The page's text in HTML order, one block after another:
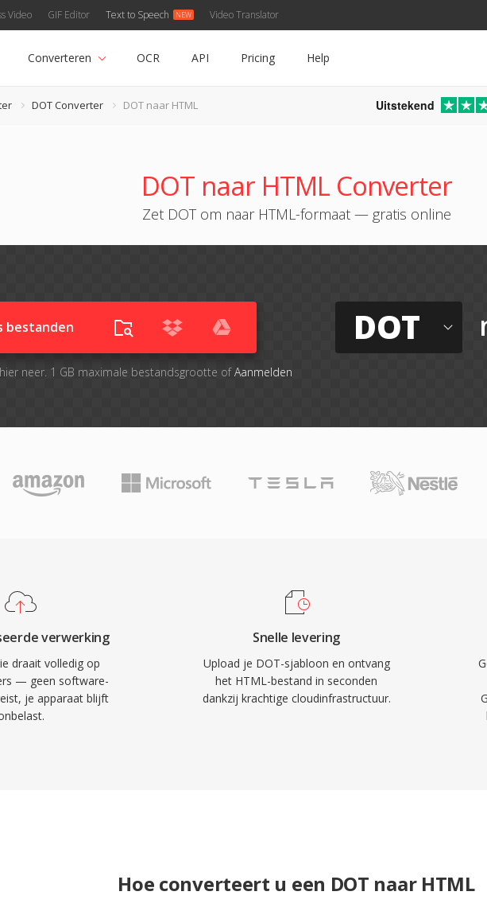
Video GIF Editor Text to Speech Video Translator
Converteren OCR API Pricing Help
DOT Converter DOT naar HTML Uitstekend
DOT naar HTML Converter
Zet DOT om naar HTML-formaat — gratis online
bestanden
neer. 1 GB maximale bestandsgrootte ofAanmelden
DOT
verwerking
draait volledig op
— geen software-
je apparaat blijft
Snelle levering
Upload je DOT-sjabloon en ontvang
het HTML-bestand in seconden
dankzij krachtige cloudinfrastructuur.
Hoe converteert u een DOT naar HTML